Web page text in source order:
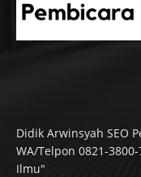
Didik Arwinsyah SEO
WA/Telpon 0821-
Ilmu"